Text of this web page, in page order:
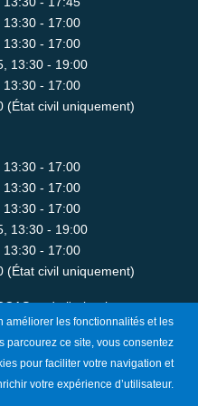
13:30 - 17:00
13:30 - 17:00
13:30 - 19:00
13:30 - 17:00
(État civil uniquement)
13:30 - 17:00
13:30 - 17:00
13:30 - 17:00
13:30 - 19:00
13:30 - 17:00
(État civil uniquement)
et de l'urbanisme sont
newsletter
améliorer les fonctionnalités et les
parcourez ce site, vous consentez
pour faciliter votre navigation et
votre expérience d’utilisateur.